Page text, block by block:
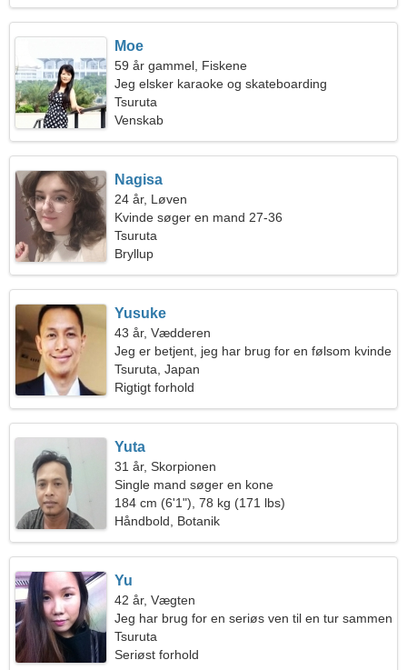
Moe
59 år gammel, Fiskene
Jeg elsker karaoke og skateboarding
Tsuruta
Venskab
Nagisa
24 år, Løven
Kvinde søger en mand 27-36
Tsuruta
Bryllup
Yusuke
43 år, Vædderen
Jeg er betjent, jeg har brug for en følsom kvinde
Tsuruta, Japan
Rigtigt forhold
Yuta
31 år, Skorpionen
Single mand søger en kone
184 cm (6'1"), 78 kg (171 lbs)
Håndbold, Botanik
Yu
42 år, Vægten
Jeg har brug for en seriøs ven til en tur sammen
Tsuruta
Seriøst forhold